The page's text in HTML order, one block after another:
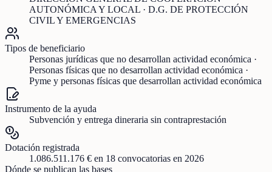
AUTONÓMICA Y LOCAL · D.G. DE PROTECCIÓN
CIVIL Y EMERGENCIAS
Tipos de beneficiario
Personas jurídicas que no desarrollan actividad económica ·
Personas físicas que no desarrollan actividad económica ·
Pyme y personas físicas que desarrollan actividad económica
Instrumento de la ayuda
Subvención y entrega dineraria sin contraprestación
Dotación registrada
1.086.511.176 € en 18 convocatorias en 2026
Dónde se publican las bases